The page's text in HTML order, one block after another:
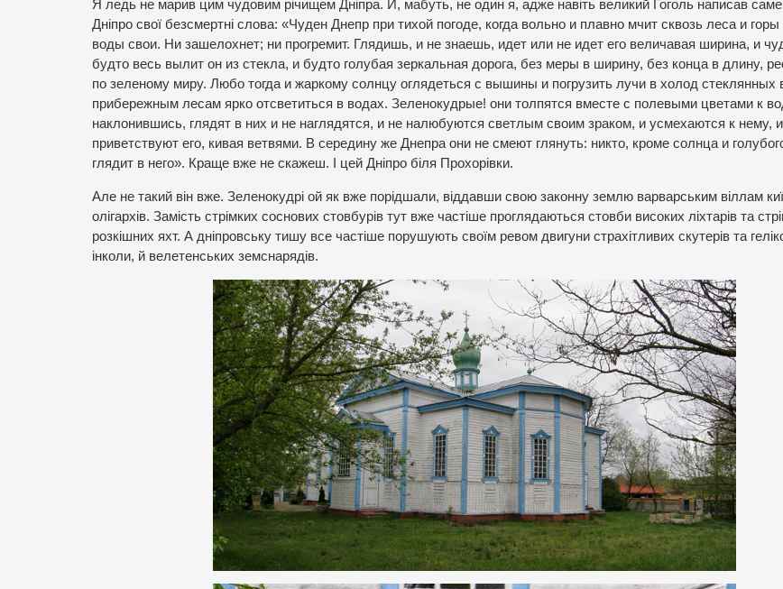
Я ледь не марив цим чудовим річищем Дніпра. Й, мабуть, не один я, адже навіть великий Гоголь написав
Дніпро свої безсмертні слова: «Чуден Днепр при тихой погоде, когда вольно и плавно мчит сквозь леса и
воды свои. Ни зашелохнет; ни прогремит. Глядишь, и не знаешь, идет или не идет его величавая ширина, и
будто весь вылит он из стекла, и будто голубая зеркальная дорога, без меры в ширину, без конца в длину,
по зеленому миру. Любо тогда и жаркому солнцу оглядеться с вышины и погрузить лучи в холод стеклянных
прибережным лесам ярко отсветиться в водах. Зеленокудрые! они толпятся вместе с полевыми цветами к
наклонившись, глядят в них и не наглядятся, и не налюбуются светлым своим зраком, и усмехаются к нему, и
приветствуют его, кивая ветвями. В середину же Днепра они не смеют глянуть: никто, кроме солнца и
глядит в него». Краще вже не скажеш. І цей Дніпро біля Прохорівки.
Але не такий він вже. Зеленокудрі ой як вже порідшали, віддавши свою законну землю варварським віллам
олігархів. Замість стрімких соснових стовбурів тут вже частіше проглядаються стовби високих ліхтарів та
розкішних яхт. А дніпровську тишу все частіше порушують своїм ревом двигуни страхітливих скутерів та
інколи, й велетенських земснарядів.